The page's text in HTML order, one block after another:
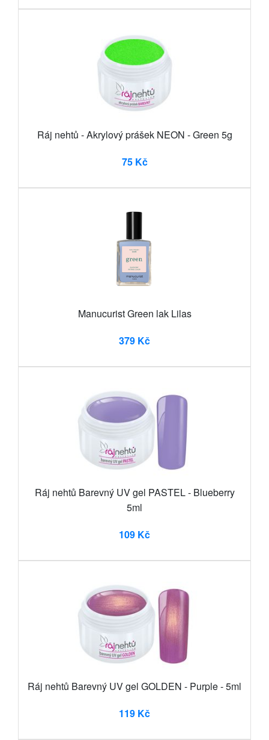
Ráj nehtů - Akrylový prášek NEON - Green 5g
75 Kč
Manucurist Green lak Lilas
379 Kč
Ráj nehtů Barevný UV gel PASTEL - Blueberry
5ml
109 Kč
Ráj nehtů Barevný UV gel GOLDEN - Purple - 5ml
119 Kč